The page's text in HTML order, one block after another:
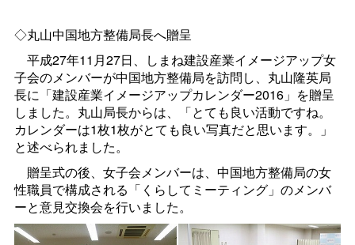
◇丸山中国地方整備局長へ贈呈
平成27年11月27日、しまね建設産業イメージアップ女
子会のメンバーが中国地方整備局を訪問し、丸山隆英局
長に「建設産業イメージアップカレンダー2016」を贈呈
しました。丸山局長からは、「とても良い活動ですね。
カレンダーは1枚1枚がとても良い写真だと思います。」
と述べられました。
贈呈式の後、女子会メンバーは、中国地方整備局の女
性職員で構成される「くらしてミーティング」のメンバ
ーと意見交換会を行いました。